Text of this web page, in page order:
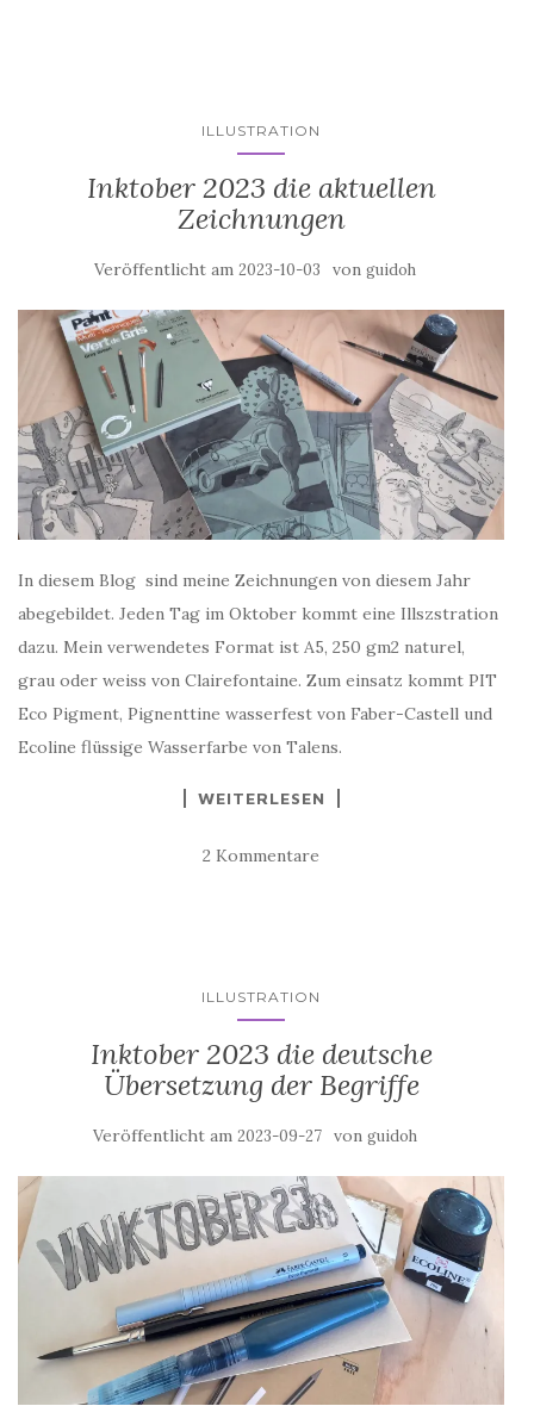
ILLUSTRATION
Inktober 2023 die aktuellen
Zeichnungen
Veröffentlicht am 2023-10-03 von guidoh
In diesem Blog sind meine Zeichnungen von diesem Jahr
abegebildet. Jeden Tag im Oktober kommt eine Illszstration
dazu. Mein verwendetes Format ist A5, 250 gm2 naturel,
grau oder weiss von Clairefontaine. Zum einsatz kommt PIT
Eco Pigment, Pignenttine wasserfest von Faber-Castell und
Ecoline flüssige Wasserfarbe von Talens.
WEITERLESEN
2 Kommentare
ILLUSTRATION
Inktober 2023 die deutsche
Übersetzung der Begriffe
Veröffentlicht am 2023-09-27 von guidoh